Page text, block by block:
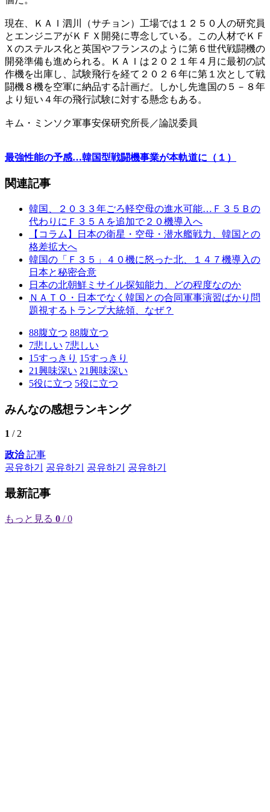
現在、ＫＡＩ泗川（サチョン）工場では１２５０人の研究員
とエンジニアがＫＦＸ開発に専念している。この人材でＫＦ
Ｘのステルス化と英国やフランスのように第６世代戦闘機の
開発準備も進められる。ＫＡＩは２０２１年４月に最初の試
作機を出庫し、試験飛行を経て２０２６年に第１次として戦
闘機８機を空軍に納品する計画だ。しかし先進国の５－８年
より短い４年の飛行試験に対する懸念もある。
キム・ミンソク軍事安保研究所長／論説委員
最強性能の予感…韓国型戦闘機事業が本軌道に（１）
関連記事
韓国、２０３３年ごろ軽空母の進水可能…Ｆ３５Ｂの
代わりにＦ３５Ａを追加で２０機導入へ
【コラム】日本の衛星・空母・潜水艦戦力、韓国との
格差拡大へ
韓国の「Ｆ３５」４０機に怒った北、１４７機導入の
日本と秘密合意
日本の北朝鮮ミサイル探知能力、どの程度なのか
ＮＡＴＯ・日本でなく韓国との合同軍事演習ばかり問
題視するトランプ大統領、なぜ？
88腹立つ 88腹立つ
7悲しい 7悲しい
15すっきり 15すっきり
21興味深い 21興味深い
5役に立つ 5役に立つ
みんなの感想ランキング
1 / 2
政治記事
공유하기
공유하기 공유하기 공유하기
最新記事
もっと見る 0 / 0